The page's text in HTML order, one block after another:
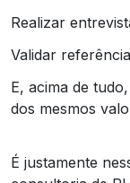
Realizar
Validar
E, acima de
dos mesmos
É justamente